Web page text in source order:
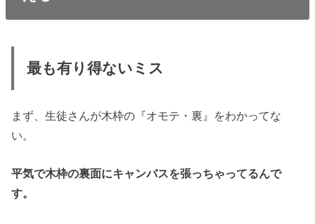
最も有り得ないミス
まず、生徒さんが木枠の『オモテ・裏』をわかってな
い。
平気で木枠の裏面にキャンバスを張っちゃってるんで
す。